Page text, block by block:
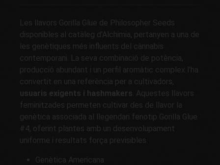
Les llavors Gorilla Glue de Philosopher Seeds
disponibles al catàleg d'Alchimia, pertanyen a una de
les genètiques més influents del cànnabis
contemporani. La seva combinació de potència,
producció abundant i un perfil aromàtic complex l'ha
convertit en una referència per a cultivadors,
usuaris exigents i hashmakers . Aquestes llavors
feminitzades permeten cultivar des de llavor la
genètica associada al llegendari fenotip Gorilla Glue
#4, oferint plantes amb un desenvolupament
uniforme i resultats força previsibles.
Genètica Americana